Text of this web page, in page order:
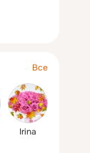
Все
Irina